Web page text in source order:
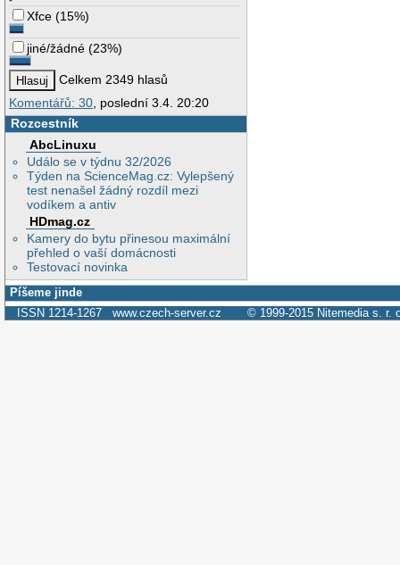
Xfce (15%)
jiné/žádné (23%)
Celkem 2349 hlasů
Komentářů: 30 , poslední 3.4. 20:20
Rozcestník
AbcLinuxu
Událo se v týdnu 32/2026
Týden na ScienceMag.cz: Vylepšený
test nenašel žádný rozdíl mezi
vodíkem a antiv
HDmag.cz
Kamery do bytu přinesou maximální
přehled o vaší domácnosti
Testovací novinka
Píšeme jinde
ISSN 1214-1267 www.czech-server.cz © 1999-2015 Nitemedia s. r.